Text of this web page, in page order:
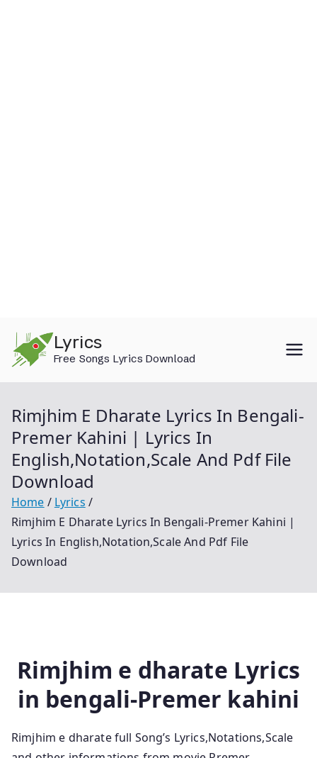
content
Lyrics
Free Songs Lyrics Download
Rimjhim E Dharate Lyrics In Bengali-
Premer Kahini | Lyrics In
English,Notation,Scale And Pdf File
Download
Home
Lyrics
Rimjhim E Dharate Lyrics In Bengali-Premer Kahini |
Lyrics In English,Notation,Scale And Pdf File
Download
Rimjhim e dharate Lyrics
in bengali-Premer kahini
Rimjhim e dharate full Song’s Lyrics,Notations,Scale